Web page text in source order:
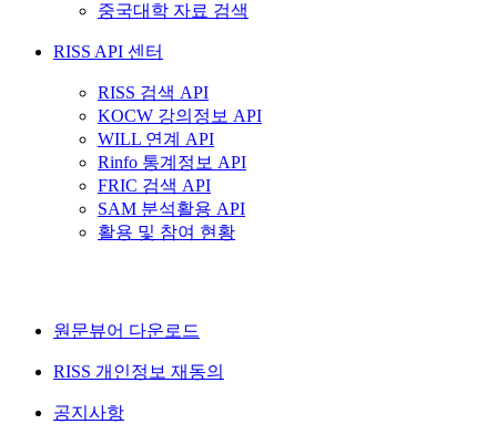
중국대학 자료 검색
RISS API 센터
RISS 검색 API
KOCW 강의정보 API
WILL 연계 API
Rinfo 통계정보 API
FRIC 검색 API
SAM 분석활용 API
활용 및 참여 현황
원문뷰어 다운로드
RISS 개인정보 재동의
공지사항